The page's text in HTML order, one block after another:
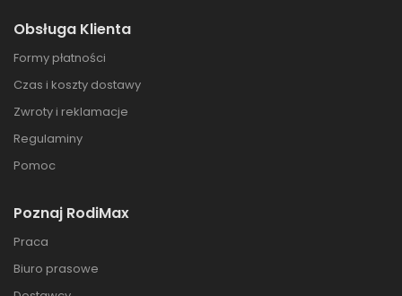
Obsługa Klienta
Formy płatności
Czas i koszty dostawy
Zwroty i reklamacje
Regulaminy
Pomoc
Poznaj RodiMax
Praca
Biuro prasowe